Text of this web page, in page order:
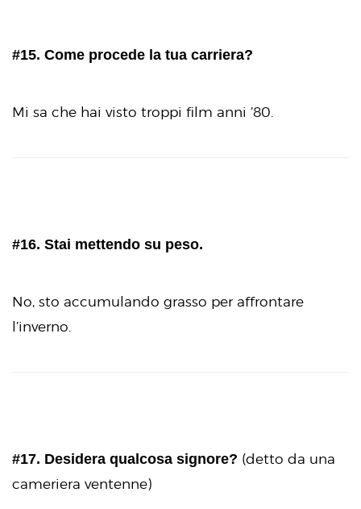
#15. Come procede la tua carriera?
Mi sa che hai visto troppi film anni ’80.
#16. Stai mettendo su peso.
No, sto accumulando grasso per affrontare
l’inverno.
#17. Desidera qualcosa signore? (detto da una
cameriera ventenne)